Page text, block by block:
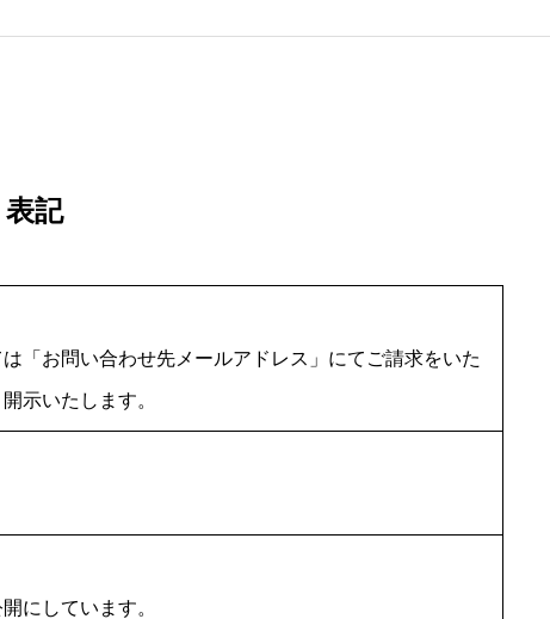
記
「お問い合わせ先メールアドレス」にてご請求をいた
示いたします。
にしています。